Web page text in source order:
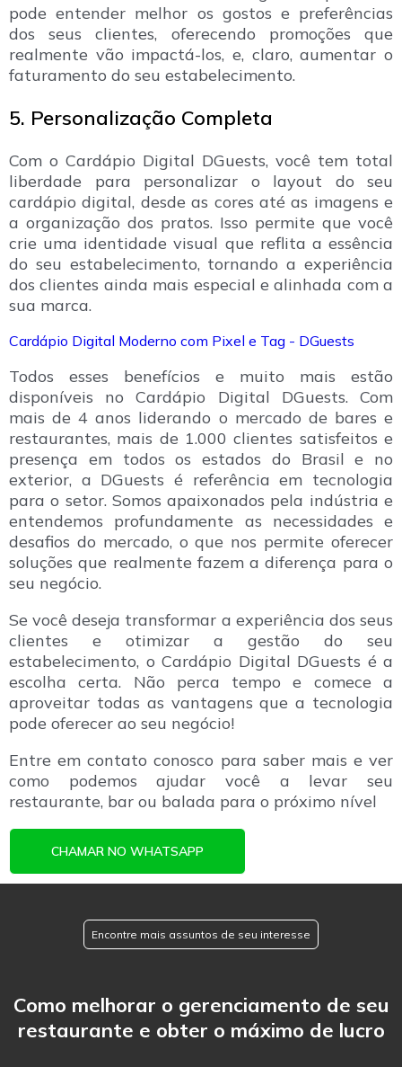
pode entender melhor os gostos e preferências
dos seus clientes, oferecendo promoções que
realmente vão impactá-los, e, claro, aumentar o
faturamento do seu estabelecimento.
5. Personalização Completa
Com o Cardápio Digital DGuests, você tem total
liberdade para personalizar o layout do seu
cardápio digital, desde as cores até as imagens e
a organização dos pratos. Isso permite que você
crie uma identidade visual que reflita a essência
do seu estabelecimento, tornando a experiência
dos clientes ainda mais especial e alinhada com a
sua marca.
Cardápio Digital Moderno com Pixel e Tag - DGuests
Todos esses benefícios e muito mais estão
disponíveis no Cardápio Digital DGuests. Com
mais de 4 anos liderando o mercado de bares e
restaurantes, mais de 1.000 clientes satisfeitos e
presença em todos os estados do Brasil e no
exterior, a DGuests é referência em tecnologia
para o setor. Somos apaixonados pela indústria e
entendemos profundamente as necessidades e
desafios do mercado, o que nos permite oferecer
soluções que realmente fazem a diferença para o
seu negócio.
Se você deseja transformar a experiência dos seus
clientes e otimizar a gestão do seu
estabelecimento, o Cardápio Digital DGuests é a
escolha certa. Não perca tempo e comece a
aproveitar todas as vantagens que a tecnologia
pode oferecer ao seu negócio!
Entre em contato conosco para saber mais e ver
como podemos ajudar você a levar seu
restaurante, bar ou balada para o próximo nível
CHAMAR NO WHATSAPP
Encontre mais assuntos de seu interesse
Como melhorar o gerenciamento de seu
restaurante e obter o máximo de lucro